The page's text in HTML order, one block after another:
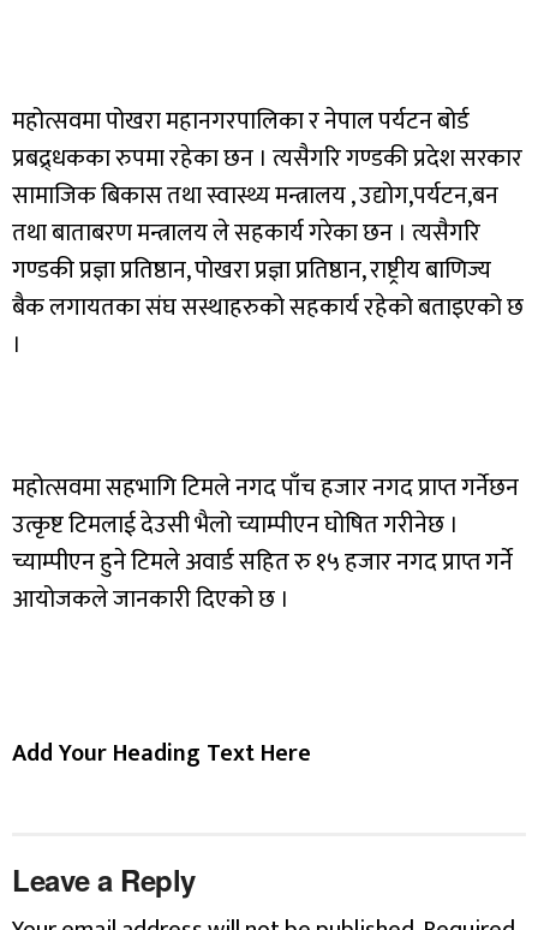
महोत्सवमा पोखरा महानगरपालिका र नेपाल पर्यटन बोर्ड
प्रबद्र्धकका रुपमा रहेका छन । त्यसैगरि गण्डकी प्रदेश सरकार
सामाजिक बिकास तथा स्वास्थ्य मन्त्रालय , उद्योग,पर्यटन,बन
तथा बाताबरण मन्त्रालय ले सहकार्य गरेका छन । त्यसैगरि
गण्डकी प्रज्ञा प्रतिष्ठान, पोखरा प्रज्ञा प्रतिष्ठान, राष्ट्रीय बाणिज्य
बैक लगायतका संघ सस्थाहरुको सहकार्य रहेको बताइएको छ
।
महोत्सवमा सहभागि टिमले नगद पाँच हजार नगद प्राप्त गर्नेछन
उत्कृष्ट टिमलाई देउसी भैलो च्याम्पीएन घोषित गरीनेछ ।
च्याम्पीएन हुने टिमले अवार्ड सहित रु १५ हजार नगद प्राप्त गर्ने
आयोजकले जानकारी दिएको छ ।
Add Your Heading Text Here
Leave a Reply